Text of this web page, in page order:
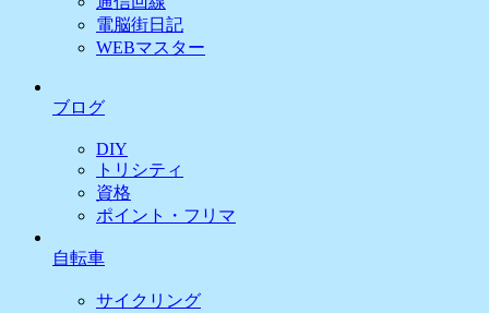
電脳街日記
WEBマスター
ブログ
DIY
トリシティ
資格
ポイント・フリマ
自転車
サイクリング